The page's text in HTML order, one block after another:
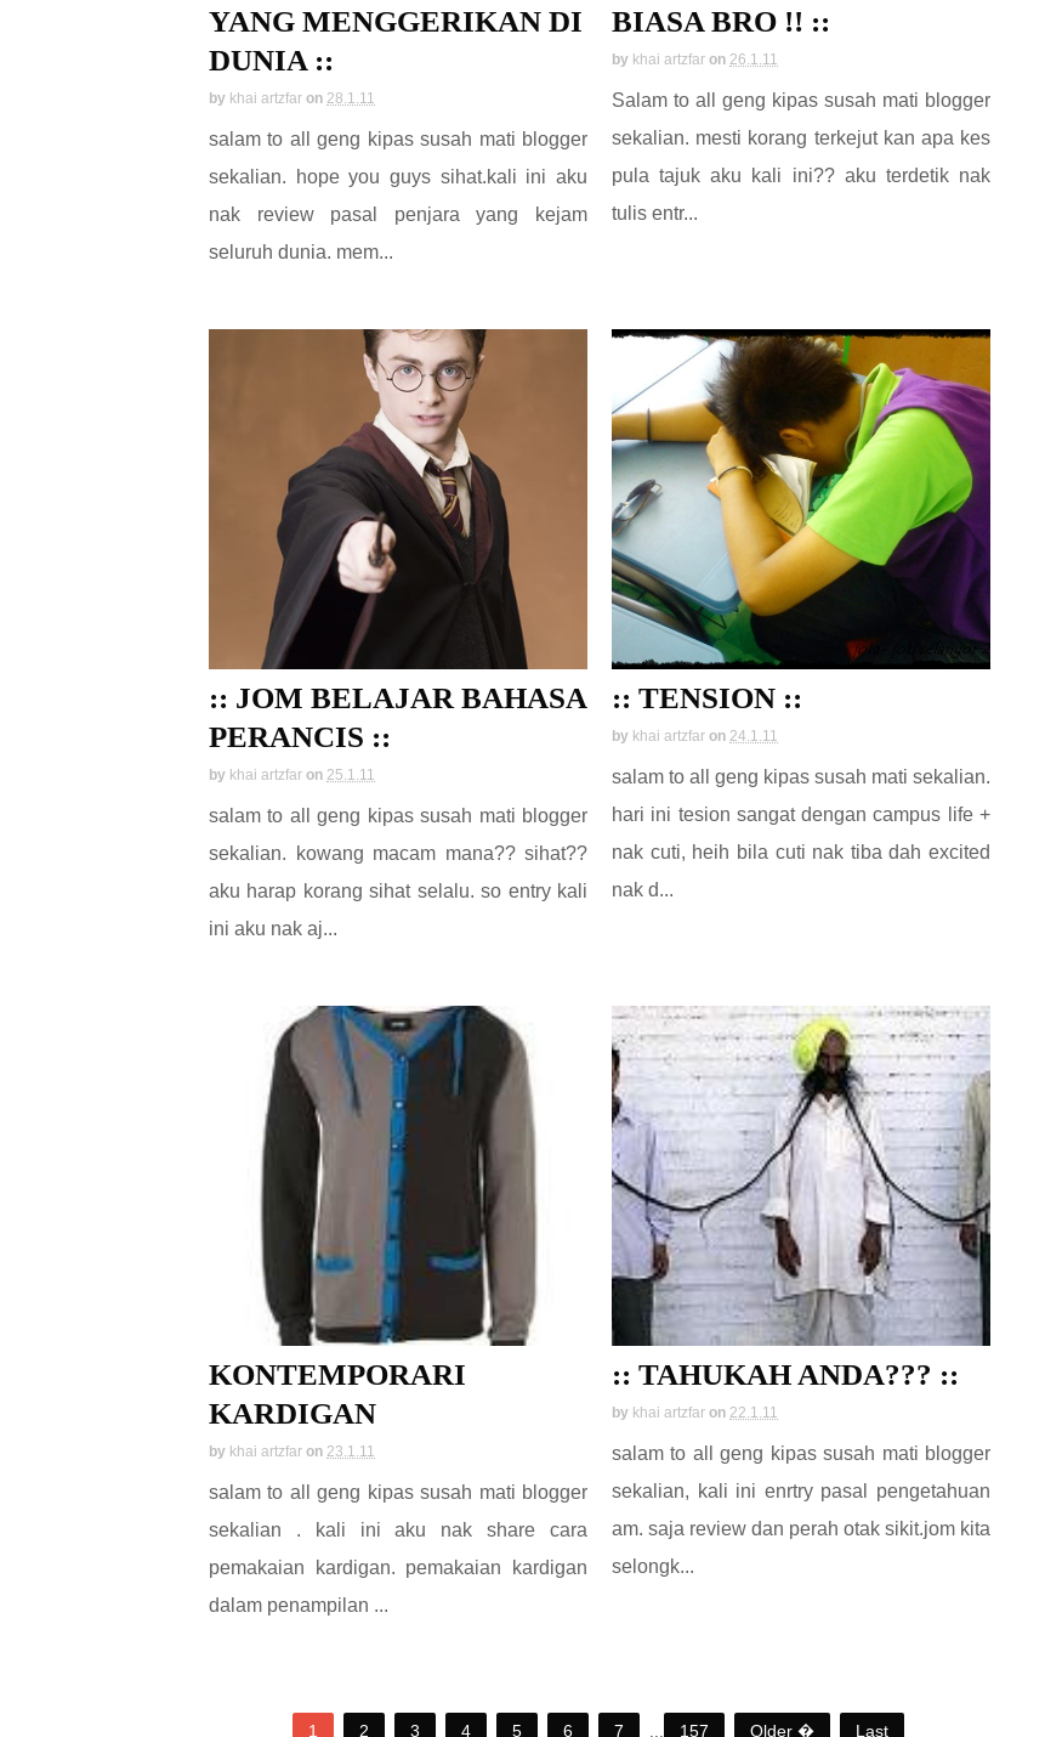
YANG MENGGERIKAN DI
DUNIA ::
by khai artzfar on 28.1.11
salam to all geng kipas susah mati blogger
sekalian. hope you guys sihat.kali ini aku
nak review pasal penjara yang kejam
seluruh dunia. mem...
BIASA BRO !! ::
by khai artzfar on 26.1.11
Salam to all geng kipas susah mati blogger
sekalian. mesti korang terkejut kan apa kes
pula tajuk aku kali ini?? aku terdetik nak
tulis entr...
:: JOM BELAJAR BAHASA
PERANCIS ::
by khai artzfar on 25.1.11
salam to all geng kipas susah mati blogger
sekalian. kowang macam mana?? sihat??
aku harap korang sihat selalu. so entry kali
ini aku nak aj...
:: TENSION ::
by khai artzfar on 24.1.11
salam to all geng kipas susah mati sekalian.
hari ini tesion sangat dengan campus life +
nak cuti, heih bila cuti nak tiba dah excited
nak d...
KONTEMPORARI
KARDIGAN
by khai artzfar on 23.1.11
salam to all geng kipas susah mati blogger
sekalian . kali ini aku nak share cara
pemakaian kardigan. pemakaian kardigan
dalam penampilan ...
:: TAHUKAH ANDA??? ::
by khai artzfar on 22.1.11
salam to all geng kipas susah mati blogger
sekalian, kali ini enrtry pasal pengetahuan
am. saja review dan perah otak sikit.jom kita
selongk...
1 2 3 4 5 6 7 157 Older � Last